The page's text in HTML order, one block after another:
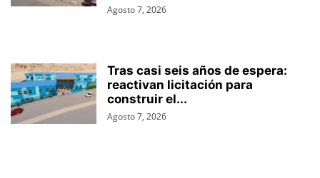
Agosto 7, 2026
Tras casi seis años de espera:
reactivan licitación para
construir el...
Agosto 7, 2026